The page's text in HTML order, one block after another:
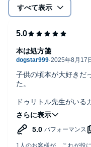
すべて表示
子供の頃本が大好きだ
た。
ドゥリトル先生がいる
思うとともに、みなさ
たまたじわりじわりと
読んでみたくなりまし
本は処方箋